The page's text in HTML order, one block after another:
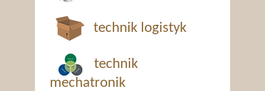
technik logistyk
technik
mechatronik